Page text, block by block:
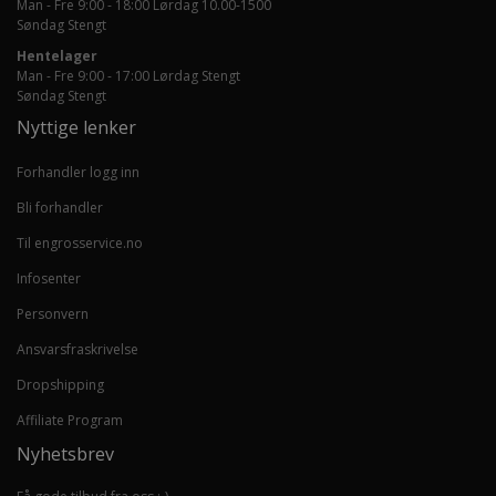
Man - Fre 9:00 - 18:00 Lørdag 10.00-1500
Søndag Stengt
Hentelager
Man - Fre 9:00 - 17:00 Lørdag Stengt
Søndag Stengt
Nyttige lenker
Forhandler logg inn
Bli forhandler
Til engrosservice.no
Infosenter
Personvern
Ansvarsfraskrivelse
Dropshipping
Affiliate Program
Nyhetsbrev